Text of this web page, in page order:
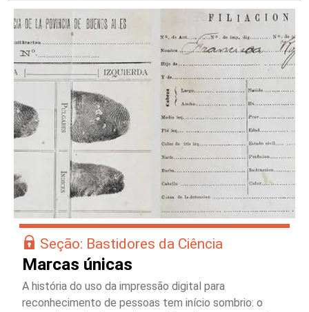
Seção: Bastidores da Ciência
Marcas únicas
A história do uso da impressão digital para
reconhecimento de pessoas tem início sombrio: o